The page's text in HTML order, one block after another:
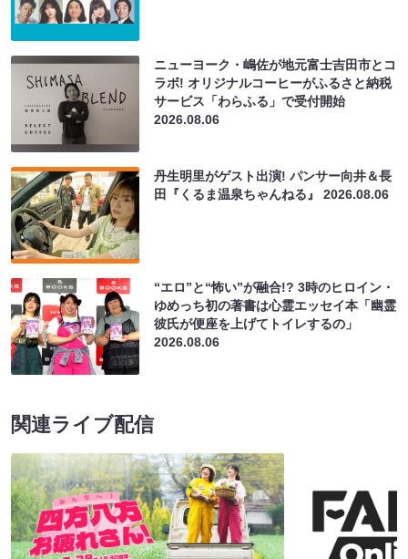
ニューヨーク・嶋佐が地元富士吉田市とコ
ラボ! オリジナルコーヒーがふるさと納税
サービス「わらふる」で受付開始
2026.08.06
丹生明里がゲスト出演! パンサー向井＆長
田『くるま温泉ちゃんねる』2026.08.06
“エロ”と“怖い”が融合!? 3時のヒロイン・
ゆめっち初の著書は心霊エッセイ本「幽霊
彼氏が便座を上げてトイレするの」
2026.08.06
関連ライブ配信